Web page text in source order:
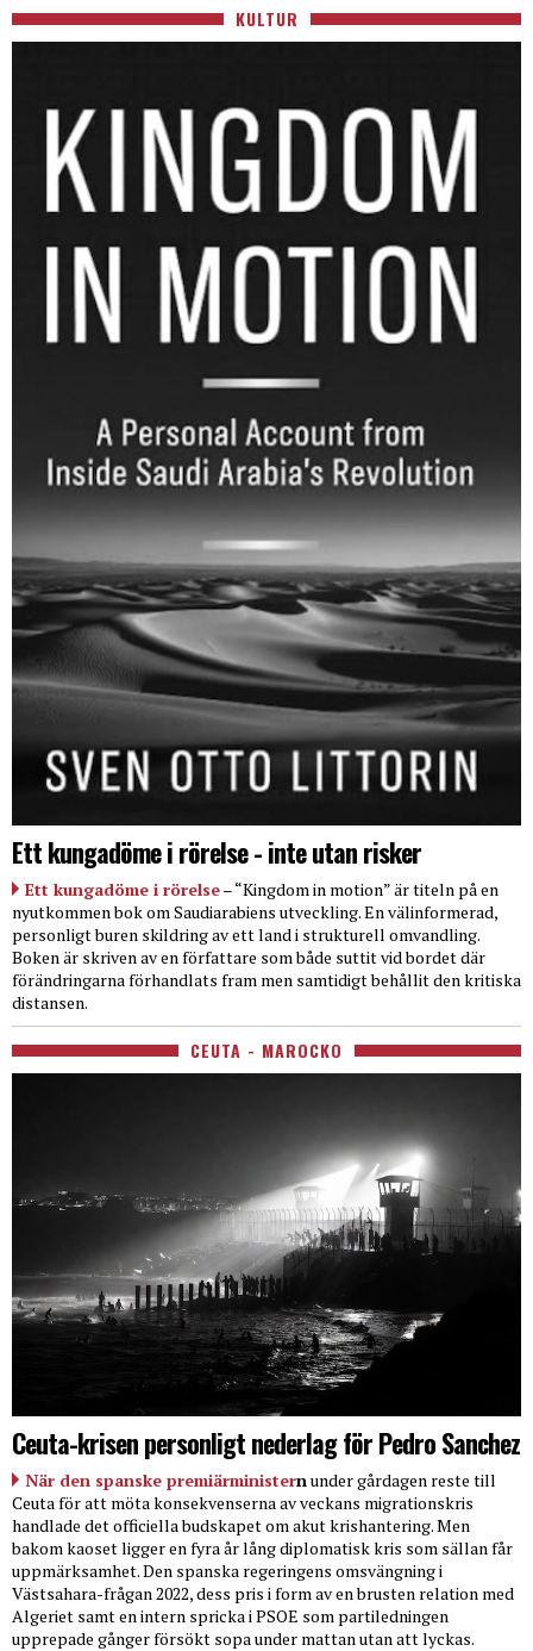
KULTUR
Ett kungadöme i rörelse - inte utan risker
Ett kungadöme i rörelse– “Kingdom in motion” är titeln på en
nyutkommen bok om Saudiarabiens utveckling. En välinformerad,
personligt buren skildring av ett land i strukturell omvandling.
Boken är skriven av en författare som både suttit vid bordet där
förändringarna förhandlats fram men samtidigt behållit den kritiska
distansen.
CEUTA - MAROCKO
Ceuta-krisen personligt nederlag för Pedro Sanchez
När den spanske premiärministern under gårdagen reste till
Ceuta för att möta konsekvenserna av veckans migrationskris
handlade det officiella budskapet om akut krishantering. Men
bakom kaoset ligger en fyra år lång diplomatisk kris som sällan får
uppmärksamhet. Den spanska regeringens omsvängning i
Västsahara-frågan 2022, dess pris i form av en brusten relation med
Algeriet samt en intern spricka i PSOE som partiledningen
upprepade gånger försökt sopa under mattan utan att lyckas.